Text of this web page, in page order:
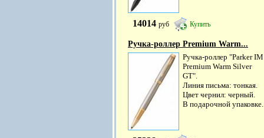
14014 руб Купить
Ручка-роллер Premium Warm...
Ручка-роллер "Parker IM
Premium Warm Silver
GT".
Линия письма: тонкая.
Цвет чернил: черный.
В подарочной упаковке.